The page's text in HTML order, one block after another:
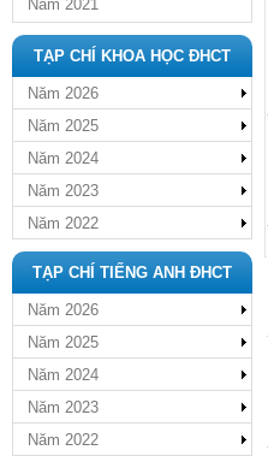
Năm 2021
TẠP CHÍ KHOA HỌC ĐHCT
Năm 2026
Năm 2025
Năm 2024
Năm 2023
Năm 2022
TẠP CHÍ TIẾNG ANH ĐHCT
Năm 2026
Năm 2025
Năm 2024
Năm 2023
Năm 2022